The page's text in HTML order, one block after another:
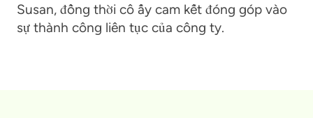
Susan, đồng thời cô ấy cam kết đóng góp vào
sự thành công liên tục của công ty.